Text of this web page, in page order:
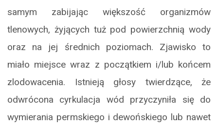
samym zabijając większość organizmów
tlenowych, żyjących tuż pod powierzchnią wody
oraz na jej średnich poziomach. Zjawisko to
miało miejsce wraz z początkiem i/lub końcem
zlodowacenia. Istnieją głosy twierdzące, że
odwrócona cyrkulacja wód przyczyniła się do
wymierania permskiego i dewońskiego lub nawet